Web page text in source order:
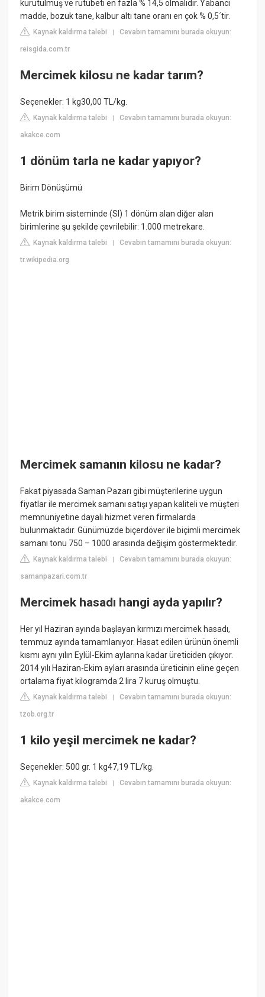
kurutulmuş ve rutubeti en fazla % 14,5 olmalıdır. Yabancı
madde, bozuk tane, kalbur altı tane oranı en çok % 0,5´tir.
Kaynak kaldırma talebi |Cevabın tamamını burada okuyun:
reisgida.com.tr
Mercimek kilosu ne kadar tarım?
Seçenekler: 1 kg30,00 TL/kg.
Kaynak kaldırma talebi |Cevabın tamamını burada okuyun:
akakce.com
1 dönüm tarla ne kadar yapıyor?
Birim Dönüşümü
Metrik birim sisteminde (SI) 1 dönüm alan diğer alan
birimlerine şu şekilde çevrilebilir: 1.000 metrekare.
Kaynak kaldırma talebi |Cevabın tamamını burada okuyun:
tr.wikipedia.org
Mercimek samanın kilosu ne kadar?
Fakat piyasada Saman Pazarı gibi müşterilerine uygun
fiyatlar ile mercimek samanı satışı yapan kaliteli ve müşteri
memnuniyetine dayalı hizmet veren firmalarda
bulunmaktadır. Günümüzde biçerdöver ile biçimli mercimek
samanı tonu 750 – 1000 arasında değişim göstermektedir.
Kaynak kaldırma talebi |Cevabın tamamını burada okuyun:
samanpazari.com.tr
Mercimek hasadı hangi ayda yapılır?
Her yıl Haziran ayında başlayan kırmızı mercimek hasadı,
temmuz ayında tamamlanıyor. Hasat edilen ürünün önemli
kısmı aynı yılın Eylül-Ekim aylarına kadar üreticiden çıkıyor.
2014 yılı Haziran-Ekim ayları arasında üreticinin eline geçen
ortalama fiyat kilogramda 2 lira 7 kuruş olmuştu.
Kaynak kaldırma talebi |Cevabın tamamını burada okuyun:
tzob.org.tr
1 kilo yeşil mercimek ne kadar?
Seçenekler: 500 gr. 1 kg47,19 TL/kg.
Kaynak kaldırma talebi |Cevabın tamamını burada okuyun:
akakce.com